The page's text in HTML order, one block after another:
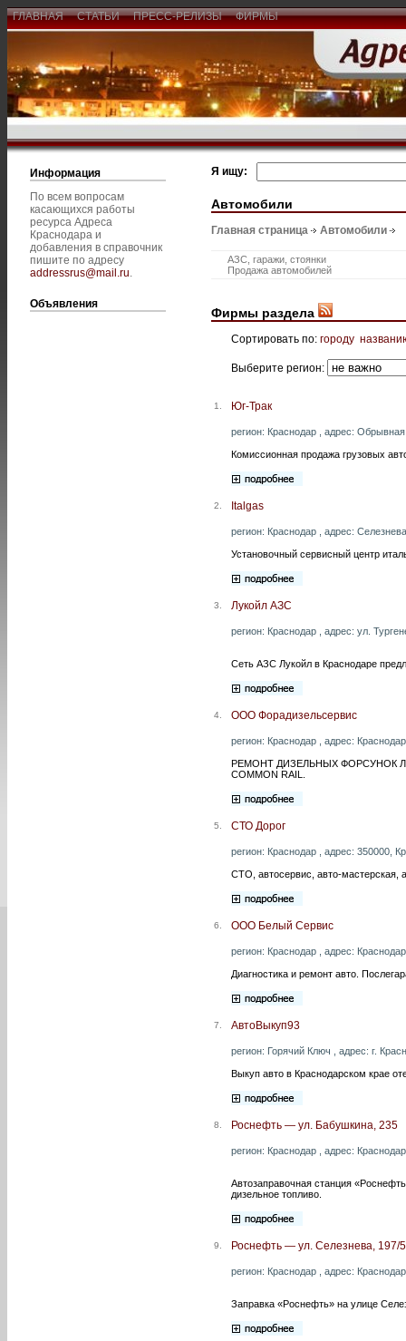
ГЛАВНАЯ СТАТЬИ ПРЕСС-РЕЛИЗЫ ФИРМЫ
Информация
По всем вопросам
касающихся работы
ресурса Адреса
Краснодара и
добавления в справочник
пишите по адресу
addressrus@mail.ru.
Объявления
Я ищу:
Автомобили
Главная страница Автомобили
АЗС, гаражи, стоянки
Продажа автомобилей
Фирмы раздела
Сортировать по: городу
Выберите регион:
1. Юг-Трак
регион: Краснодар , адрес:
Комиссионная продажа грузовых
2. Italgas
регион: Краснодар , адрес:
Установочный сервисный центр
3. Лукойл АЗС
регион: Краснодар , адрес: ул.
Сеть АЗС Лукойл в Краснодаре
4. ООО Форадизельсервис
регион: Краснодар , адрес:
РЕМОНТ ДИЗЕЛЬНЫХ ФОРСУНОК
COMMON RAIL.
5. СТО Дорог
регион: Краснодар , адрес: 350000,
СТО, автосервис, авто-мастерская,
6. ООО Белый Сервис
регион: Краснодар , адрес:
Диагностика и ремонт авто.
7. АвтоВыкуп93
регион: Горячий Ключ , адрес: г.
Выкуп авто в Краснодарском крае
8. Роснефть — ул. Бабушкина, 235
регион: Краснодар , адрес:
Автозаправочная станция
дизельное топливо.
9. Роснефть — ул. Селезнева, 197/5
регион: Краснодар , адрес:
Заправка «Роснефть» на улице